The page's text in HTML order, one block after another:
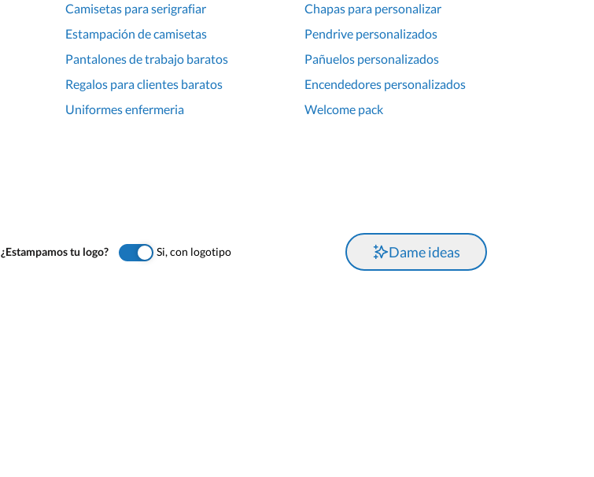
Camisetas para serigrafiar
Chapas para personalizar
Estampación de camisetas
Pendrive personalizados
Pantalones de trabajo baratos
Pañuelos personalizados
Regalos para clientes baratos
Encendedores personalizados
Uniformes enfermeria Welcome pack
¿Estampamos tu logo? Si, con logotipo Dame ideas